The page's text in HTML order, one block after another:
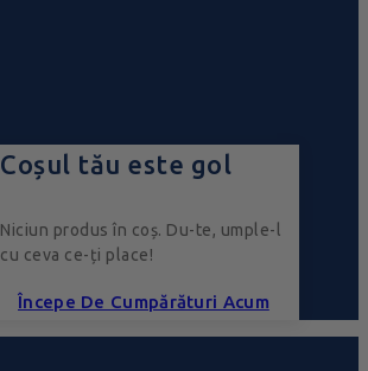
Coșul tău este gol
Niciun produs în coș. Du-te, umple-l
cu ceva ce-ți place!
Începe De Cumpărături Acum